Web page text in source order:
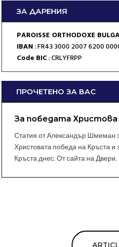
ЗА ДАРЕНИЯ
PAROISSE ORTHODOXE
IBAN : FR43 3000 2007 6200
Code BIC: CRLYFRPP
ПРОЧЕТЕНО ЗА ВАС
За победата Христова
Статия от Александър Шмеман
Христовата победа на Кръста и
Кръста днес. От сайта на Двери.